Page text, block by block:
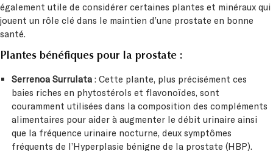
également utile de considérer certaines plantes et minéraux qui
jouent un rôle clé dans le maintien d’une prostate en bonne
santé.
Plantes bénéfiques pour la prostate :
Serrenoa Surrulata : Cette plante, plus précisément ces
baies riches en phytostérols et flavonoïdes, sont
couramment utilisées dans la composition des compléments
alimentaires pour aider à augmenter le débit urinaire ainsi
que la fréquence urinaire nocturne, deux symptômes
fréquents de l’Hyperplasie bénigne de la prostate (HBP).